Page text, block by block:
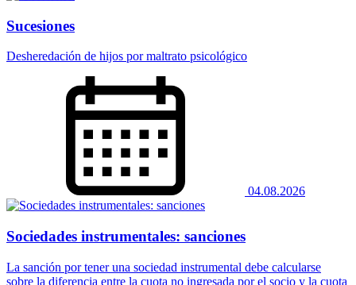
Sucesiones
Desheredación de hijos por maltrato psicológico
04.08.2026
Sociedades instrumentales: sanciones
La sanción por tener una sociedad instrumental debe calcularse
sobre la diferencia entre la cuota no ingresada por el socio y la cuota